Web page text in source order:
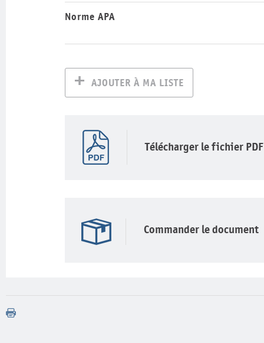
Norme APA
AJOUTER À MA LISTE
Télécharger le fichier PDF
Commander le document